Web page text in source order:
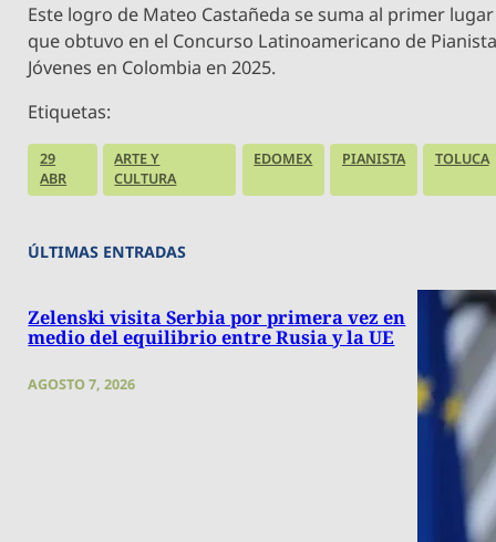
Este logro de Mateo Castañeda se suma al primer lugar
que obtuvo en el Concurso Latinoamericano de
Jóvenes en Colombia en 2025.
Etiquetas:
29
ABR
ARTE Y
CULTURA
EDOMEX PIANISTA TOLUCA
ÚLTIMAS ENTRADAS
Zelenski visita Serbia por primera vez en
medio del equilibrio entre Rusia y la UE
AGOSTO 7, 2026